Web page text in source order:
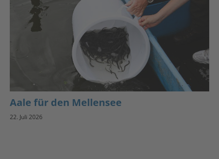
Aale für den Mellensee
22. Juli 2026